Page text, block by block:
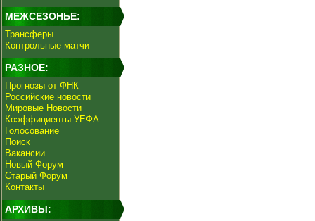
МЕЖСЕЗОНЬЕ:
Трансферы
Контрольные матчи
РАЗНОЕ:
Прогнозы от ФНК
Российские новости
Мировые Новости
Коэффициенты УЕФА
Голосование
Поиск
Вакансии
Новый Форум
Старый Форум
Контакты
АРХИВЫ: